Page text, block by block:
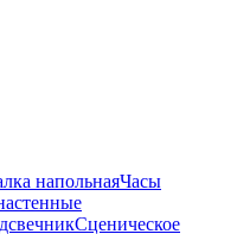
напольнаяЧасы
Сценическое